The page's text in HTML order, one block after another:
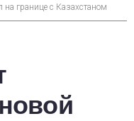
на границе с Казахстаном